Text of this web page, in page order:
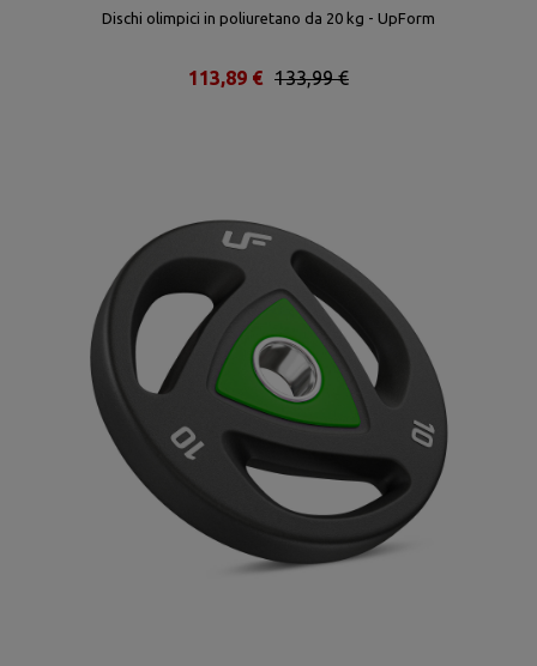
Dischi olimpici in poliuretano da 5 kg - UpForm
45,46 €
38,64 €